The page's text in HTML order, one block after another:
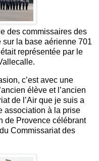
des commissaires des
sur la base aérienne 701
représentée par le
c’est avec une
élève et l’ancien
de l’Air que je suis a
association à la prise
de Provence célébrant
Commissariat des